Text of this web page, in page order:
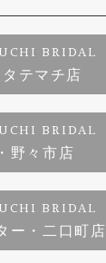
ング
輪 and 婚約指輪
BRIDAL
テマチ店
BRIDAL
野々市店
BRIDAL
ー・二口町店